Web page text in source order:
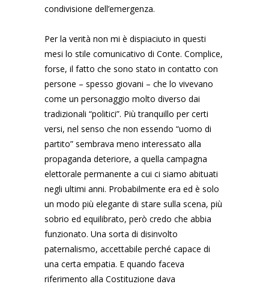
condivisione dell’emergenza.
Per la verità non mi è dispiaciuto in questi
mesi lo stile comunicativo di Conte. Complice,
forse, il fatto che sono stato in contatto con
persone – spesso giovani – che lo vivevano
come un personaggio molto diverso dai
tradizionali “politici”. Più tranquillo per certi
versi, nel senso che non essendo “uomo di
partito” sembrava meno interessato alla
propaganda deteriore, a quella campagna
elettorale permanente a cui ci siamo abituati
negli ultimi anni. Probabilmente era ed è solo
un modo più elegante di stare sulla scena, più
sobrio ed equilibrato, però credo che abbia
funzionato. Una sorta di disinvolto
paternalismo, accettabile perché capace di
una certa empatia. E quando faceva
riferimento alla Costituzione dava